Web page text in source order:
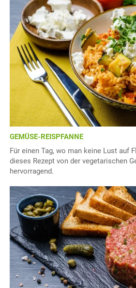
GEMÜSE-REISPFANNE
Für einen Tag, wo man keine Lust auf
dieses Rezept von der vegetarischen
hervorragend.